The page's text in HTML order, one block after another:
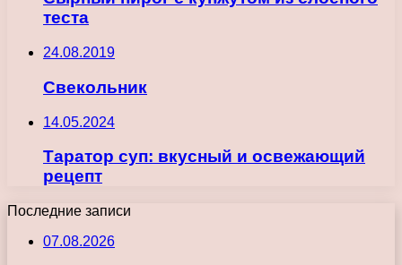
теста
24.08.2019
Свекольник
14.05.2024
Таратор суп: вкусный и освежающий
рецепт
Последние записи
07.08.2026